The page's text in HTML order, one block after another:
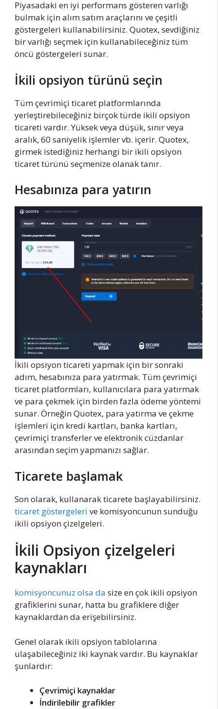
Piyasadaki en iyi performans gösteren varlığı
bulmak için alım satım araçlarını ve çeşitli
göstergeleri kullanabilirsiniz. Quotex, sevdiğiniz
bir varlığı seçmek için kullanabileceğiniz tüm
öncü göstergeleri sunar.
İkili opsiyon türünü seçin
Tüm çevrimiçi ticaret platformlarında
yerleştirebileceğiniz birçok türde ikili opsiyon
ticareti vardır. Yüksek veya düşük, sınır veya
aralık, 60 saniyelik işlemler vb. içerir. Quotex,
girmek istediğiniz herhangi bir ikili opsiyon
ticaret türünü seçmenize olanak tanır.
Hesabınıza para yatırın
İkili opsiyon ticareti yapmak için bir sonraki
adım, hesabınıza para yatırmak. Tüm çevrimiçi
ticaret platformları, kullanıcılara para yatırmak
ve para çekmek için birden fazla ödeme yöntemi
sunar. Örneğin Quotex, para yatırma ve çekme
işlemleri için kredi kartları, banka kartları,
çevrimiçi transferler ve elektronik cüzdanlar
arasından seçim yapmanızı sağlar.
Ticarete başlamak
Son olarak, kullanarak ticarete başlayabilirsiniz.
ticaret göstergeleri ve komisyoncunun sunduğu
ikili opsiyon çizelgeleri.
İkili Opsiyon çizelgeleri
kaynakları
komisyoncunuz olsa da size en çok ikili opsiyon
grafiklerini sunar, hatta bu grafiklere diğer
kaynaklardan da erişebilirsiniz.
Genel olarak ikili opsiyon tablolarına
ulaşabileceğiniz iki kaynak vardır. Bu kaynaklar
şunlardır:
Çevrimiçi kaynaklar
İndirilebilir grafikler